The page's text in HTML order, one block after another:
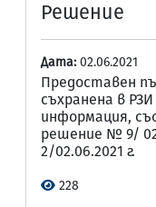
Решение
Дата: 02.06.2021
Предоставен
съхранена в
информация,
решение № 9/
2/02.06.2021 г.
228